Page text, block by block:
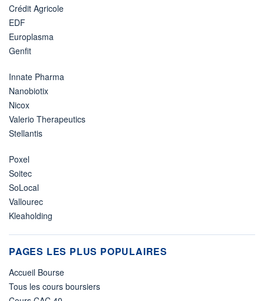
Crédit Agricole
EDF
Europlasma
Genfit
Innate Pharma
Nanobiotix
Nicox
Valerio Therapeutics
Stellantis
Poxel
Soitec
SoLocal
Vallourec
Kleaholding
PAGES LES PLUS POPULAIRES
Accueil Bourse
Tous les cours boursiers